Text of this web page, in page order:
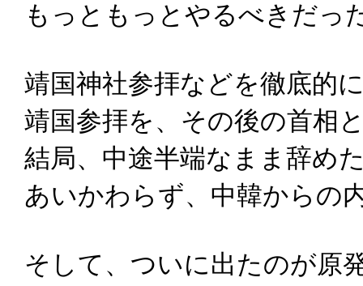
もっともっとやるべきだっ
靖国神社参拝などを徹底的
靖国参拝を、その後の首相
結局、中途半端なまま辞め
あいかわらず、中韓からの
そして、ついに出たのが原